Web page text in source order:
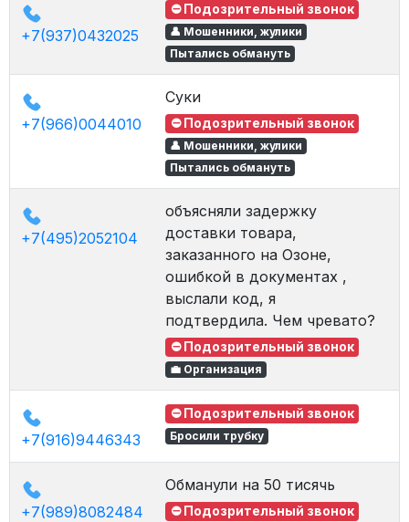
+7(937)0432025
⛔ Подозрительный звонок
👤 Мошенники, жулики
Пытались обмануть
+7(966)0044010
Суки
⛔ Подозрительный звонок
👤 Мошенники, жулики
Пытались обмануть
+7(495)2052104
объясняли задержку
доставки товара,
заказанного на Озоне,
ошибкой в документах ,
выслали код, я
подтвердила. Чем чревато?
⛔ Подозрительный звонок
💼 Организация
+7(916)9446343
⛔ Подозрительный звонок
Бросили трубку
+7(989)8082484
Обманули на 50 тисячь
⛔ Подозрительный звонок